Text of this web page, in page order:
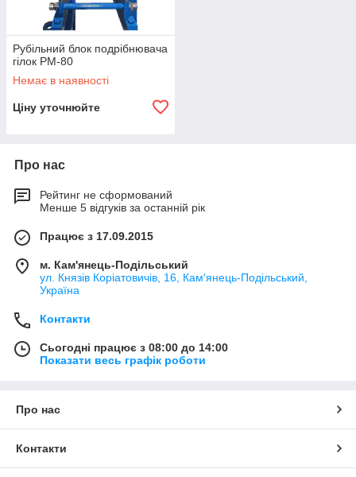
Рубільний блок подрібнювача
гілок РМ-80
Немає в наявності
Ціну уточнюйте
Про нас
Рейтинг не сформований
Менше 5 відгуків за останній рік
Працює з 17.09.2015
м. Кам'янець-Подільський
ул. Князів Коріатовичів, 16, Кам'янець-Подільський,
Україна
Контакти
Сьогодні працює з 08:00 до 14:00
Показати весь графік роботи
Про нас
Контакти